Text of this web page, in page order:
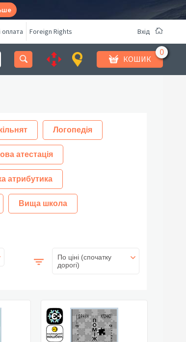
оплата Foreign Rights Вхід
КОШИК
Логопедія
атестація
атрибутика
Вища школа
По ціні (спочатку
дорогі)